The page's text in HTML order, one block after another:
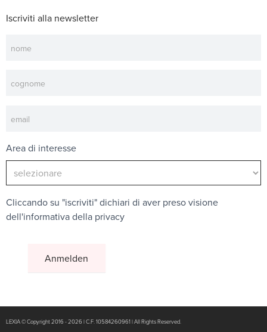
Iscriviti alla newsletter
Area di interesse
Cliccando su "iscriviti" dichiari di aver preso visione
dell'informativa della privacy
LEXIA © Copyright 2016 - 2026 | C.F. 10584260961 | All Rights Reserved.